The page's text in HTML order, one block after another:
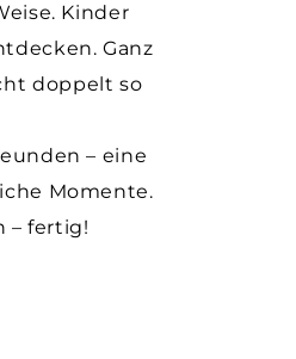
Kinder
Ganz
doppelt so
– eine
Momente.
– fertig!